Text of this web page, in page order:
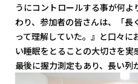
うにコントロールする事が何
わり、参加者の皆さんは、「
って理解していた。』と口々
い睡眠をとることの大切さを実
最後に握力測定もあり、長い列